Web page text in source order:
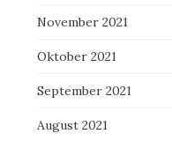
November 2021
Oktober 2021
September 2021
August 2021